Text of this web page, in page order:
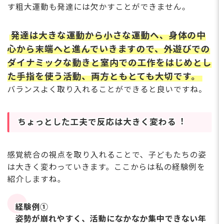
す粗⼤運動も発達には⽋かすことができません。
発達は⼤きな運動から⼩さな運動へ、⾝体の中
⼼から末端へと進んでいきますので、外遊びでの
ダイナミックな動きと室内での⼯作をはじめとし
た⼿指を使う活動、両⽅ともとても⼤切です。
バランスよく取り⼊れることができると良いですね。
ちょっとした⼯夫で反応は⼤きく変わる︕
感覚統合の視点を取り⼊れることで、⼦どもたちの姿
は⼤きく変わっていきます。ここからは私の経験例を
紹介しますね。
経験例①
姿勢が崩れやすく、活動になかなか集中できない年